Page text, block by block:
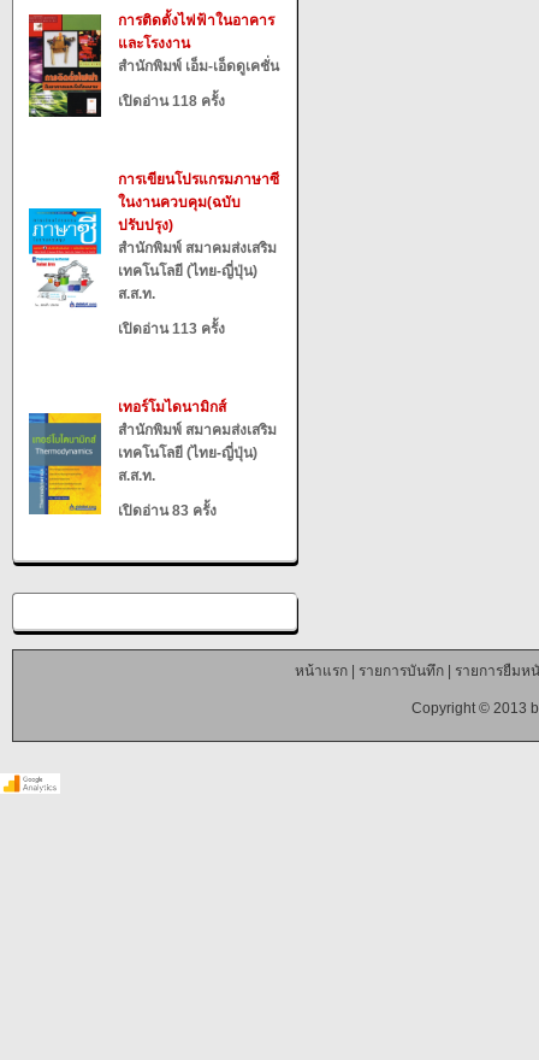
การติดตั้งไฟฟ้าในอาคาร
และโรงงาน
สำนักพิมพ์ เอ็ม-เอ็ดดูเคชั่น
เปิดอ่าน 118 ครั้ง
การเขียนโปรแกรมภาษาซี
ในงานควบคุม(ฉบับ
ปรับปรุง)
สำนักพิมพ์ สมาคมส่งเสริม
เทคโนโลยี (ไทย-ญี่ปุ่น)
ส.ส.ท.
เปิดอ่าน 113 ครั้ง
เทอร์โมไดนามิกส์
สำนักพิมพ์ สมาคมส่งเสริม
เทคโนโลยี (ไทย-ญี่ปุ่น)
ส.ส.ท.
เปิดอ่าน 83 ครั้ง
หน้าแรก| รายการบันทึก| รายการยืมห
Copyright © 2013